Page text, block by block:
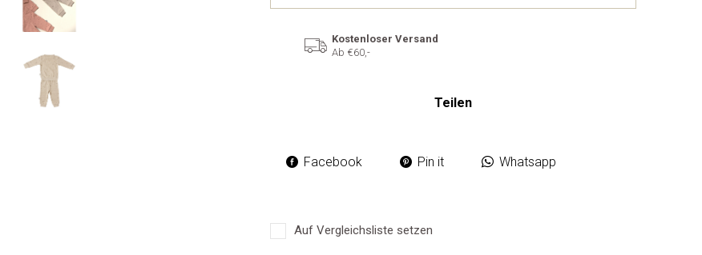
Kostenloser Versand
Ab €60,-
Teilen
Facebook Pin it Whatsapp
Auf Vergleichsliste setzen